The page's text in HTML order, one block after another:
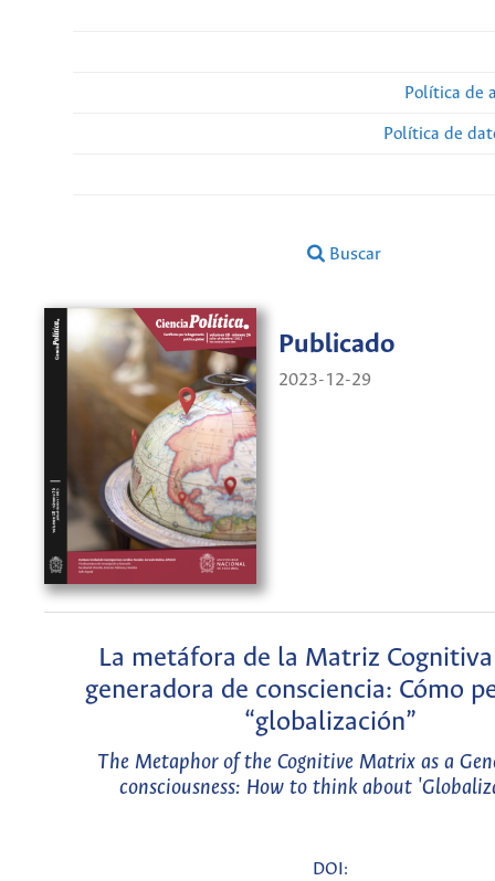
Política de
Política de
Buscar
Publicado
2023-12-29
La metáfora de la Matriz
generadora de consciencia: Cómo
“globalización”
The Metaphor of the Cognitive Matrix as a
consciousness: How to think about
DOI: